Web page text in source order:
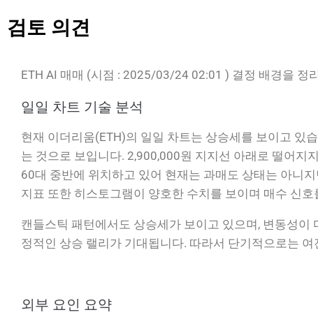
검토 의견
ETH AI 매매 (시점 : 2025/03/24 02:01 ) 결정 배경을 정
일일 차트 기술 분석
현재 이더리움(ETH)의 일일 차트는 상승세를 보이고 있
는 것으로 보입니다. 2,900,000원 지지선 아래로 떨어지
60대 중반에 위치하고 있어 현재는 과매도 상태는 아니
지표 또한 히스토그램이 양호한 수치를 보이며 매수 신
캔들스틱 패턴에서도 상승세가 보이고 있으며, 변동성
정적인 상승 랠리가 기대됩니다. 따라서 단기적으로는
외부 요인 요약